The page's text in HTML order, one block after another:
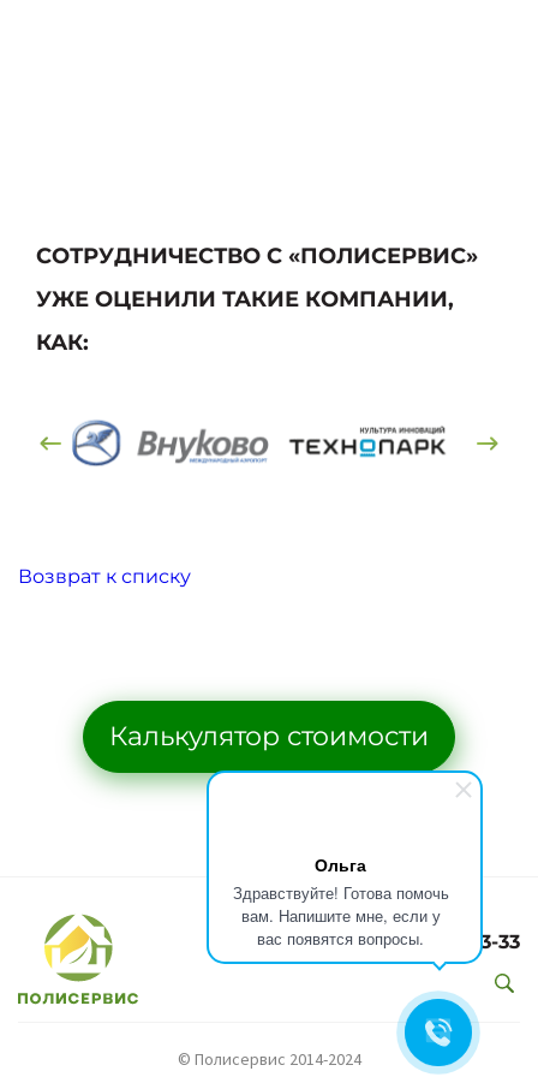
Ольга
Здравствуйте! Готова помочь
вам. Напишите мне, если у
вас появятся вопросы.
СОТРУДНИЧЕСТВО С «ПОЛИСЕРВИС»
УЖЕ ОЦЕНИЛИ ТАКИЕ КОМПАНИИ,
КАК:
Возврат к списку
Калькулятор стоимости
8(499)301-73-33
© Полисервис 2014-2024